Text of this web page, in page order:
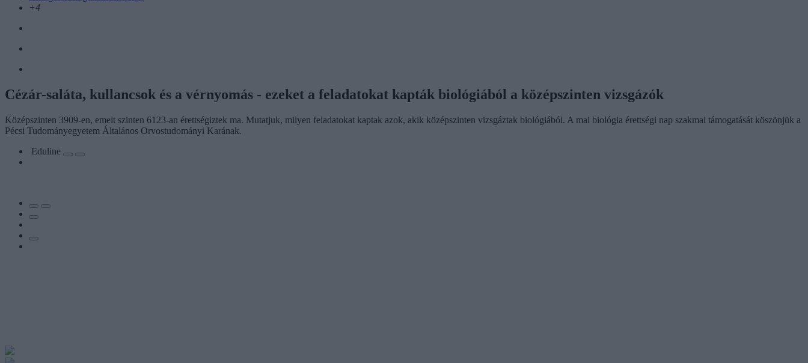
+4
Cézár-saláta, kullancsok és a vérnyomás - ezeket a feladatokat kapták biológiából a középszinten vizsgázók
Középszinten 3909-en, emelt szinten 6123-an érettségiztek ma. Mutatjuk, milyen feladatokat kaptak azok, akik középszinten vizsgáztak biológiából. A mai biológia érettségi nap szakmai támogatását köszönjük a
Pécsi Tudományegyetem Általános Orvostudományi Karának.
Eduline